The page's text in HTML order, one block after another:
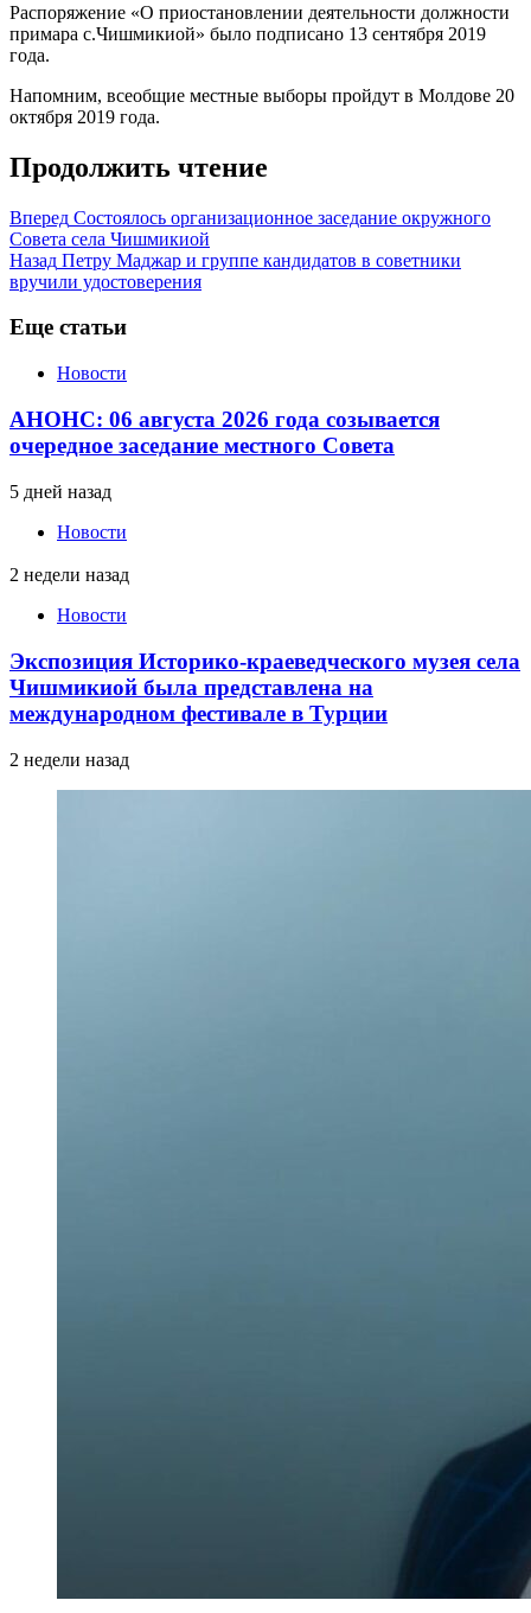
Распоряжение «О приостановлении деятельности должности
примара с.Чишмикиой» было подписано 13 сентября 2019
года.
Напомним, всеобщие местные выборы пройдут в Молдове 20
октября 2019 года.
Продолжить чтение
Вперед Состоялось организационное заседание окружного
Совета села Чишмикиой
Назад Петру Маджар и группе кандидатов в советники
вручили удостоверения
Еще статьи
Новости
АНОНС: 06 августа 2026 года созывается
очередное заседание местного Совета
5 дней назад
Новости
2 недели назад
Новости
Экспозиция Историко-краеведческого музея села
Чишмикиой была представлена на
международном фестивале в Турции
2 недели назад